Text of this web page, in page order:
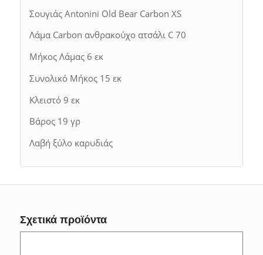
Σουγιάς Antonini Old Bear Carbon XS
Λάμα Carbon ανθρακούχο ατσάλι C 70
Mήκος Λάμας 6 εκ
Συνολικό Μήκος 15 εκ
Κλειστό 9 εκ
Βάρος 19 γρ
Λαβή ξύλο καρυδιάς
Σχετικά προϊόντα